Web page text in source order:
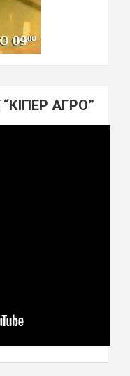
“КІПЕР АГРО”